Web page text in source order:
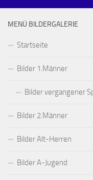
MENÜ BILDERGALERIE
Startseite
Bilder 1.Männer
Bilder vergangener
Bilder 2.Männer
Bilder Alt-Herren
Bilder A-Jugend